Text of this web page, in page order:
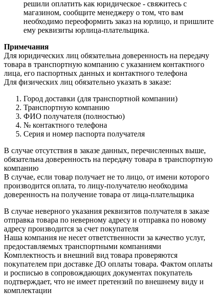
решили оплатить как юридическое - свяжитесь с
магазином, сообщите менеджеру о том, что вам
необходимо переоформить заказ на юрлицо, и пришлите
ему реквизиты юрлица-плательщика.
Примечания
Для юридических лиц обязательна доверенность на передачу
товара в транспортную компанию с указанием контактного
лица, его паспортных данных и контактного телефона
Для физических лиц обязательно указать в заказе:
Город доставки (для транспортной компании)
Транспортную компанию
ФИО получателя (полностью)
№ контактного телефона
Серия и номер паспорта получателя
В случае отсутствия в заказе данных, перечисленных выше,
обязательна доверенность на передачу товара в транспортную
компанию
В случае, если товар получает не то лицо, от имени которого
производится оплата, то лицу-получателю необходима
доверенность на получение товара от лица-плательщика
В случае неверного указания реквизитов получателя в заказе
отправка товара по неверному адресу и отправка по новому
адресу производится за счет покупателя
Наша компания не несет ответственности за качество услуг,
предоставляемых транспортными компаниями
Комплектность и внешний вид товара проверяются
покупателем при доставке ДО оплаты товара. Фактом оплаты
и росписью в сопровождающих документах покупатель
подтверждает, что не имеет претензий по внешнему виду и
комплектации